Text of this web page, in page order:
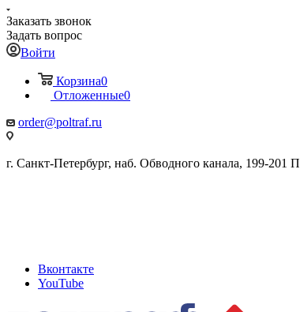
Заказать звонок
Задать вопрос
Войти
Корзина0
Отложенные0
order@poltraf.ru
г. Санкт-Петербург, наб. Обводного канала, 199-201 П
Вконтакте
YouTube